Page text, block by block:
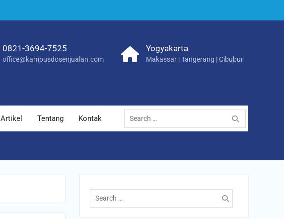
0821-3694-7525
office@kampusdosenjualan.com
Yogyakarta
Makassar | Tangerang | Cibubur
Artikel Tentang Kontak
Search
for:
Search
for: